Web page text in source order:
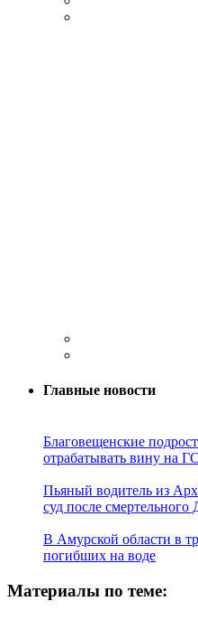
Главные новости
Благовещенские
отрабатывать вину на
Пьяный водитель из
суд после
В Амурской области в
погибших на воде
Материалы по теме: